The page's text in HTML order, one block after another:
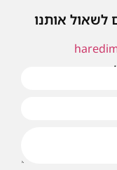
לשאול אותנו
בהקדם